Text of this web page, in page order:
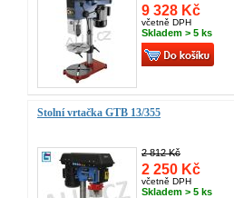
9 328 Kč
včetně DPH
Skladem > 5 ks
Stolní vrtačka GTB 13/355
2 812 Kč
2 250 Kč
včetně DPH
Skladem > 5 ks